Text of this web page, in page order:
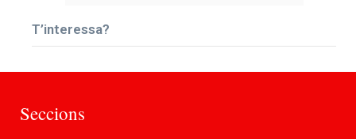
T’interessa?
Seccions